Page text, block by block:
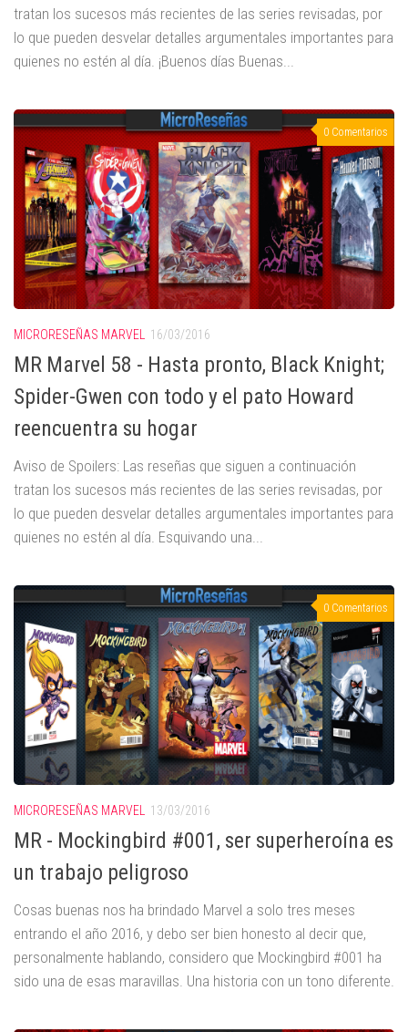
tratan los sucesos más recientes de las series revisadas, por
lo que pueden desvelar detalles argumentales importantes para
quienes no estén al día. ¡Buenos días Buenas...
0 Comentarios
MICRORESEÑAS MARVEL 16/03/2016
MR Marvel 58 - Hasta pronto, Black Knight;
Spider-Gwen con todo y el pato Howard
reencuentra su hogar
Aviso de Spoilers: Las reseñas que siguen a continuación
tratan los sucesos más recientes de las series revisadas, por
lo que pueden desvelar detalles argumentales importantes para
quienes no estén al día. Esquivando una...
0 Comentarios
MICRORESEÑAS MARVEL 13/03/2016
MR - Mockingbird #001, ser superheroína es
un trabajo peligroso
Cosas buenas nos ha brindado Marvel a solo tres meses
entrando el año 2016, y debo ser bien honesto al decir que,
personalmente hablando, considero que Mockingbird #001 ha
sido una de esas maravillas. Una historia con un tono diferente.